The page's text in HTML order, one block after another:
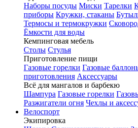
Наборы посуды Миски Тарелки
приборы Кружки, стаканы
Термосы и термокружки
Ёмкости для воды
Кемпинговая мебель
Столы Стулья
Приготовление пищи
Газовые горелки Газовые
приготовления Аксессуары
Всё для мангалов и барбекю
Шампура Газовые горелки
Разжигатели огня Чехлы и
Велоспорт
Экипировка